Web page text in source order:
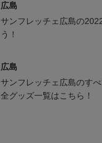
広島
サンフレッチェ広島の
う！
広島
サンフレッチェ広島のす
全グッズ一覧はこちら！